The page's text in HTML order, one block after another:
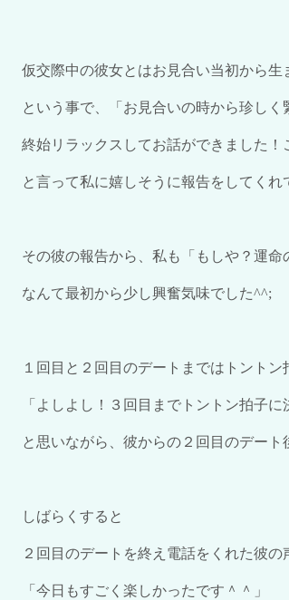
仮交際中の彼女とはお見合い当初から生
という事で、「お見合いの時から珍しく
終始リラックスしてお話ができました！
と言って私に嬉しそうに報告をしてくれ
その彼の報告から、私も「もしや？運命
なんて最初から少し興奮気味でした^^;
１回目と２回目のデートまではトントン
「よしよし！３回目までトントン拍子
と思いながら、彼からの２回目のデート
しばらくすると
２回目のデートを終え電話をくれた彼
「今日もすごく楽しかったです＾＾」